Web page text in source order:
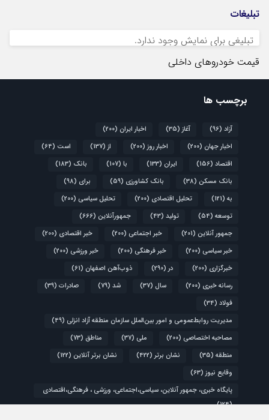
تبلیغات
تبلیغی برای نمایش وجود ندارد.
قیمت خودروهای داخلی
برچسب ها
آزاد (96) آغاز (35) اخبار ایران (200)
اخبار جهان (200) اخبار روز (200) از (137) است (64)
اقتصاد (156) ایران (133) با (107) بانک (183)
بانک مسکن (38) بانک کشاورزی (59) برای (98)
به (121) تحلیل اقتصادی (200) تحلیل سیاسی (200)
توسعه (54) تولید (43) جمهورآنلاین (666)
جمهور آنلاین (201) خبر اجتماعی (200) خبر اقتصادی (200)
خبر سیاسی (200) خبر فرهنگی (200) خبر ورزشی (200)
خبرگزاری (200) در (290) ذوب‌آهن اصفهان (61)
رسانه خبری (200) سال (37) شد (79) صادرات (39)
فولاد (34)
مدیریت روابط‌عمومی و امور بین‌الملل سازمان منطقه آزاد انزلی (49)
مصاحبه اختصاصی (200) ملی (37) مناطق (73)
منطقه (35) نشان برتر (422) نشان برتر آنلاین (122)
وقایع نیوز (63)
پایگاه خبری، جمهور آنلاین، سیاسی،اجتماعی، ورزشی ، فرهنگی،اقتصادی
(124)